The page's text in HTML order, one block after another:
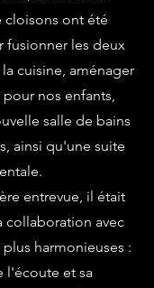
ont été
fusionner les deux
cuisine, aménager
nos enfants,
salle de bains
ainsi qu'une suite
entrevue, il était
collaboration avec
harmonieuses :
l'écoute et sa